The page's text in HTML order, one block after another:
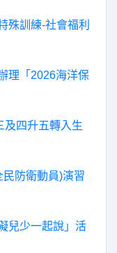
殊訓練-社會福利
理「2026海洋保
及四升五轉入生
防衛動員)演習
兒少一起說」活